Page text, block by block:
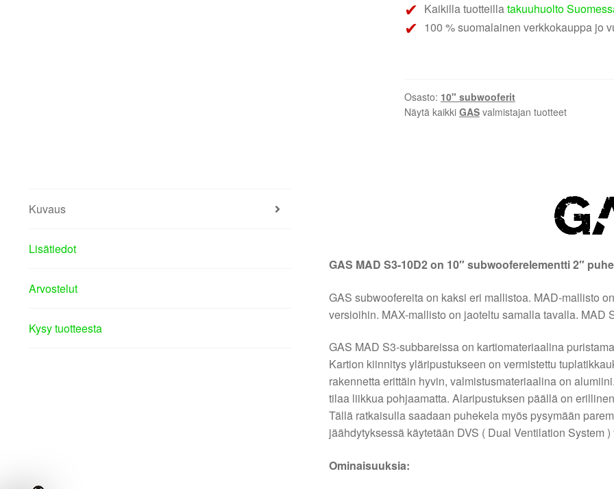
Kaikilla tuotteillatakuuhuolto
100 % suomalainen verkkokauppa jo
Osasto: 10" subwooferit
Näytä kaikki GASvalmistajan tuotteet
Kuvaus
Lisätiedot
Arvostelut
Kysy tuotteesta
GAS MAD S3-10D2 on 10″ subwooferelementti 2″
GAS subwoofereita on kaksi eri mallistoa. MAD-mallisto
versioihin. MAX-mallisto on jaoteltu samalla tavalla. MAD
GAS MAD S3-subbareissa on kartiomateriaalina
Kartion kiinnitys yläripustukseen on vermistettu
rakennetta erittäin hyvin, valmistusmateriaalina on
tilaa liikkua pohjaamatta. Alaripustuksen päällä on
Tällä ratkaisulla saadaan puhekela myös pysymään
jäähdytyksessä käytetään DVS ( Dual Ventilation System
Ominaisuuksia: